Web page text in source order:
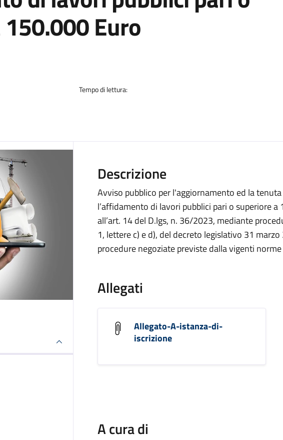
Euro
Tempo di lettura:
Descrizione
Avviso pubblico per l'aggiornamento ed la
l’affidamento di lavori pubblici pari o superiore
all’art. 14 del D.lgs, n. 36/2023, mediante
1, lettere c) e d), del decreto legislativo 31
procedure negoziate previste dalla vigenti
Allegati
Allegato-A-istanza-di-
iscrizione
A cura di